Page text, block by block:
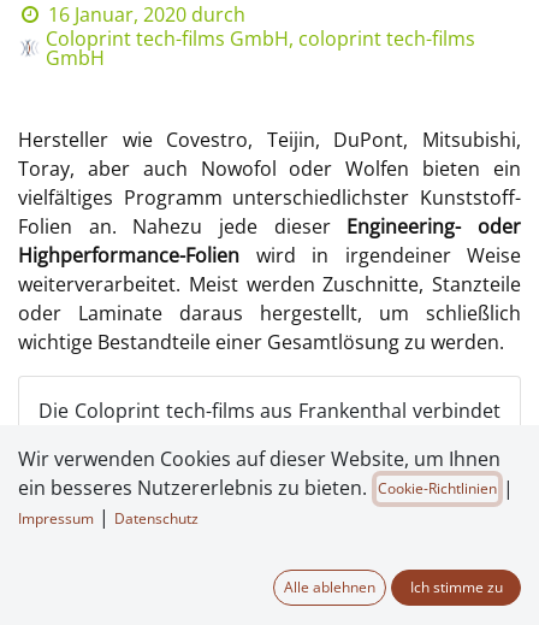
16 Januar, 2020 durch
Coloprint tech-films GmbH, coloprint tech-films
GmbH
Hersteller wie Covestro, Teijin, DuPont, Mitsubishi,
Toray, aber auch Nowofol oder Wolfen bieten ein
vielfältiges Programm unterschiedlichster Kunststoff-
Folien an. Nahezu jede dieserEngineering- oder
Highperformance-Folien wird in irgendeiner Weise
weiterverarbeitet. Meist werden Zuschnitte, Stanzteile
oder Laminate daraus hergestellt, um schließlich
wichtige Bestandteile einer Gesamtlösung zu werden.
Die Coloprint tech-films aus Frankenthal verbindet
einzigartigen Kombination:Folienhandel und die
Weiterverarbeitung von der Jumborolle bis zum
Formteil im Sub-Briefmarkenformat.
Im Alltag fällt uns kaum noch auf, wie viele Stanz- und
Wir verwenden Cookies auf dieser Website, um Ihnen
ein besseres Nutzererlebnis zu bieten. Cookie-Richtlinien |
Impressum | Datenschutz
Alle ablehnen Ich stimme zu